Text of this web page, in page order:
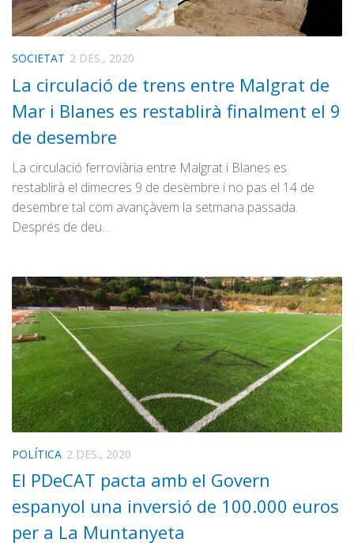
SOCIETAT 2 DES., 2020
La circulació de trens entre Malgrat de
Mar i Blanes es restablirà finalment el 9
de desembre
La circulació ferroviària entre Malgrat i Blanes es
restablirà el dimecres 9 de desembre i no pas el 14 de
desembre tal com avançàvem la setmana passada.
Després de deu…
POLÍTICA 2 DES., 2020
El PDeCAT pacta amb el Govern
espanyol una inversió de 100.000 euros
per a La Muntanyeta